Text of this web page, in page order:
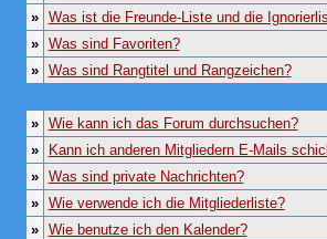
»
Was ist die Freunde-Liste und die
»
Was sind Favoriten?
»
Was sind Rangtitel und Rangzeichen?
»
Wie kann ich das Forum durchsuchen?
»
Kann ich anderen Mitgliedern E-Mails
»
Was sind private Nachrichten?
»
Wie verwende ich die Mitgliederliste?
»
Wie benutze ich den Kalender?